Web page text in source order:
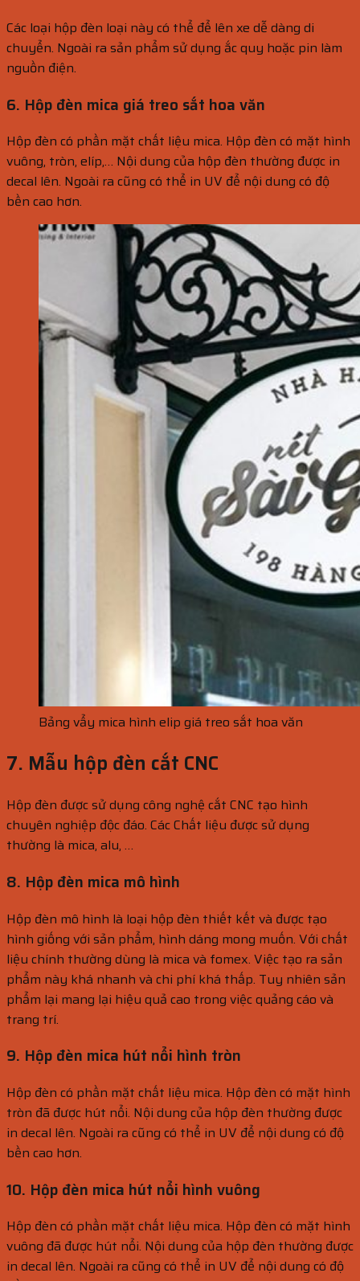
Các loại hộp đèn loại này có thể để lên xe dễ dàng di
chuyển. Ngoài ra sản phẩm sử dụng ắc quy hoặc pin làm
nguồn điện.
6. Hộp đèn mica giá treo sắt hoa văn
Hộp đèn có phần mặt chất liệu mica. Hộp đèn có mặt hình
vuông, tròn, elíp,… Nội dung của hộp đèn thường được in
decal lên. Ngoài ra cũng có thể in UV để nội dung có độ
bền cao hơn.
Bảng vẩy mica hình elip giá treo sắt hoa văn
7. Mẫu hộp đèn cắt CNC
Hộp đèn được sử dụng công nghệ cắt CNC tạo hình
chuyên nghiệp độc đáo. Các Chất liệu được sử dụng
thường là mica, alu, …
8. Hộp đèn mica mô hình
Hộp đèn mô hình là loại hộp đèn thiết kết và được tạo
hình giống với sản phẩm, hình dáng mong muốn. Với chất
liệu chính thường dùng là mica và fomex. Việc tạo ra sản
phẩm này khá nhanh và chi phí khá thấp. Tuy nhiên sản
phẩm lại mang lại hiệu quả cao trong việc quảng cáo và
trang trí.
9. Hộp đèn mica hút nổi hình tròn
Hộp đèn có phần mặt chất liệu mica. Hộp đèn có mặt hình
tròn đã được hút nổi. Nội dung của hộp đèn thường được
in decal lên. Ngoài ra cũng có thể in UV để nội dung có độ
bền cao hơn.
10. Hộp đèn mica hút nổi hình vuông
Hộp đèn có phần mặt chất liệu mica. Hộp đèn có mặt hình
vuông đã được hút nổi. Nội dung của hộp đèn thường được
in decal lên. Ngoài ra cũng có thể in UV để nội dung có độ